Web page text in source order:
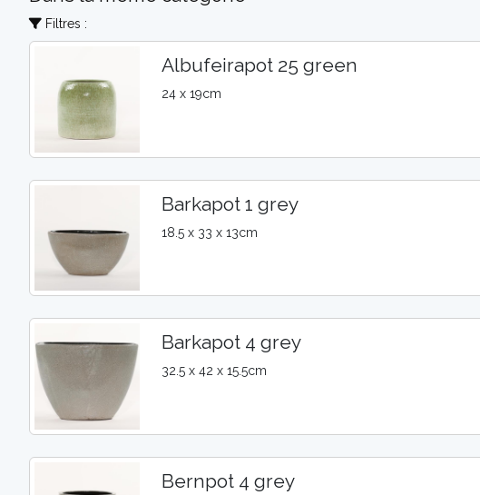
Filtres :
Albufeirapot 25 green
24 x 19cm
Barkapot 1 grey
18.5 x 33 x 13cm
Barkapot 4 grey
32.5 x 42 x 15.5cm
Bernpot 4 grey